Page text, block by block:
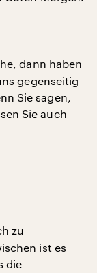
dann haben
gegenseitig
Sie sagen,
Sie auch
zu
ist es
die